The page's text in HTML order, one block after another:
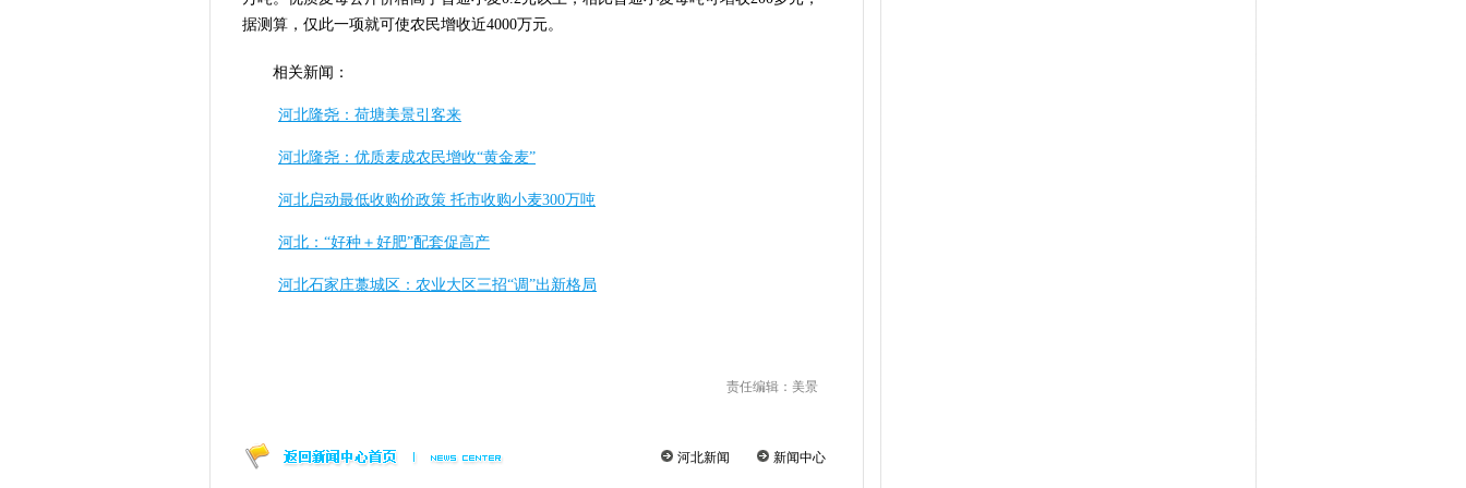
据测算，仅此一项就可使农民增收近4000万元。
相关新闻：
河北隆尧：荷塘美景引客来
河北隆尧：优质麦成农民增收“黄金麦”
河北启动最低收购价政策 托市收购小麦300万吨
河北：“好种＋好肥”配套促高产
河北石家庄藁城区：农业大区三招“调”出新格局
责任编辑：美景
新闻中心
河北新闻